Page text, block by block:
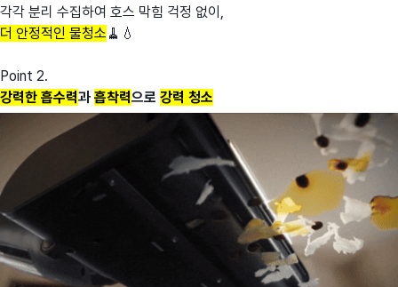
각각 분리 수집하여 호스 막힘 걱정 없이,
더 안정적인 물청소 🧹💧
Point 2.
강력한 흡수력과 흡착력으로 강력 청소